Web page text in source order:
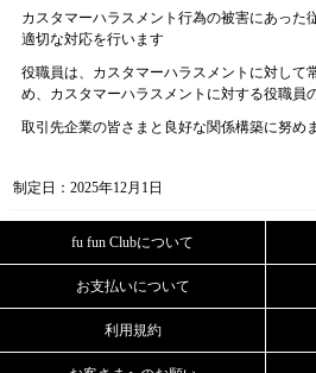
カスタマーハラスメント行為の被害にあった
適切な対応を行います
役職員は、カスタマーハラスメントに対して
め、カスタマーハラスメントに対する役職員
取引先企業の皆さまと良好な関係構築に努め
制定日：2025年12月1日
fu fun Clubについて
お支払いについて
利用規約